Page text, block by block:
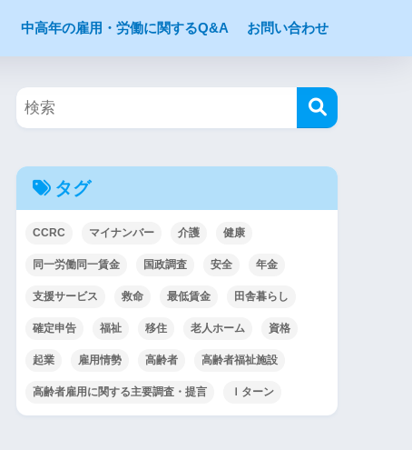
中高年の雇用・労働に関するQ&A お問い合わせ
タグ
CCRC マイナンバー 介護 健康
同一労働同一賃金 国政調査 安全 年金
支援サービス 救命 最低賃金 田舎暮らし
確定申告 福祉 移住 老人ホーム 資格
起業 雇用情勢 高齢者 高齢者福祉施設
高齢者雇用に関する主要調査・提言 Ｉターン